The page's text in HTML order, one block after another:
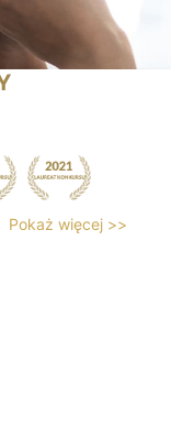
Pokaż więcej >>